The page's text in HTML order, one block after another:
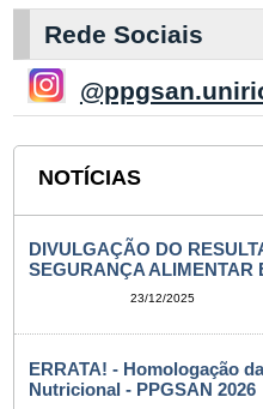
Rede Sociais
NOTÍCIAS
DIVULGAÇÃO DO
SEGURANÇA ALIMENTAR
23/12/2025
ERRATA! - Homologação
Nutricional - PPGSAN 2026